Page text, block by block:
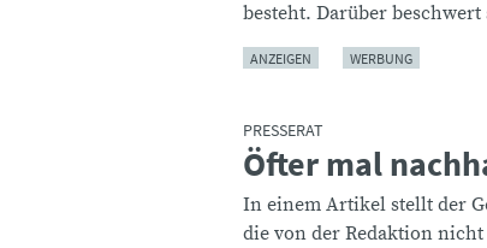
besteht. Darüber
ANZEIGEN WERBUNG
PRESSERAT
:Öfter mal
In einem Artikel stellt der
die von der Redaktion